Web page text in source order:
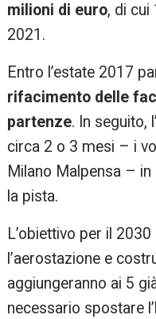
milioni di euro, di cui
2021.
Entro l’estate 2017
rifacimento delle
partenze. In seguito,
circa 2 o 3 mesi – i
Milano Malpensa –
la pista.
L’obiettivo per il
l’aerostazione e
aggiungeranno ai 5
necessario spostare